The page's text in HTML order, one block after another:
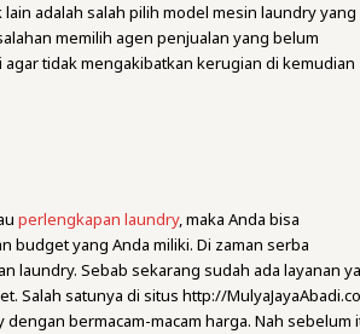
adalah salah pilih model mesin laundry yang
memilih agen penjualan yang belum
tidak mengakibatkan kerugian di kemudian
perlengkapan laundry, maka Anda bisa
budget yang Anda miliki. Di zaman serba
laundry. Sebab sekarang sudah ada layanan
Salah satunya di situs http://
bermacam-macam harga. Nah sebelum